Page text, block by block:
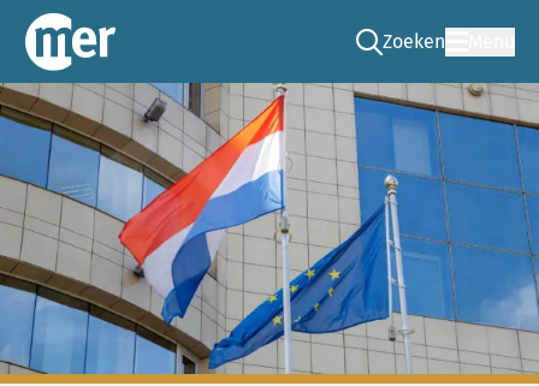
Commissie mer
Zoeken
Ga naar de zoek